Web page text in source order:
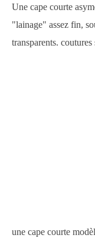
Une cape courte
"lainage" assez fin,
transparents.
une cape courte